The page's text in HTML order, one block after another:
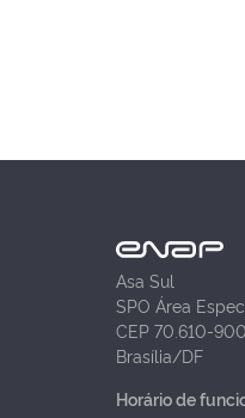
Asa Sul
SPO Área
CEP 70.610-900
Brasília/DF
Horário de